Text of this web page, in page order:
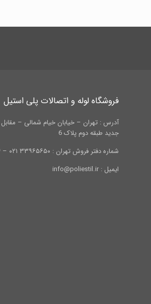
فروشگاه لوله و اتصالات پلی استیل
آدرس : تهران – خیابان خیام شمالی – مقابل
جدید طبقه دوم پلاک 6
شماره دفتر فروش تهران : ۳۳۹۶۵۶۵۰ ۰۲۱ – ۳۳۹۹۲۲۸۴ ۰۲۱
ایمیل : info@poliestil.ir